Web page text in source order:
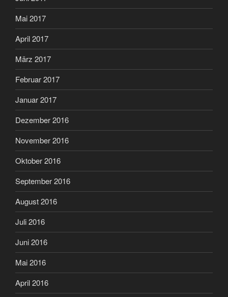
Mai 2017
April 2017
März 2017
Februar 2017
Januar 2017
Dezember 2016
November 2016
Oktober 2016
September 2016
August 2016
Juli 2016
Juni 2016
Mai 2016
April 2016